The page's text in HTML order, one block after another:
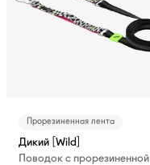
Прорезиненная лента
Дикий [Wild]
Поводок с прорезиненной